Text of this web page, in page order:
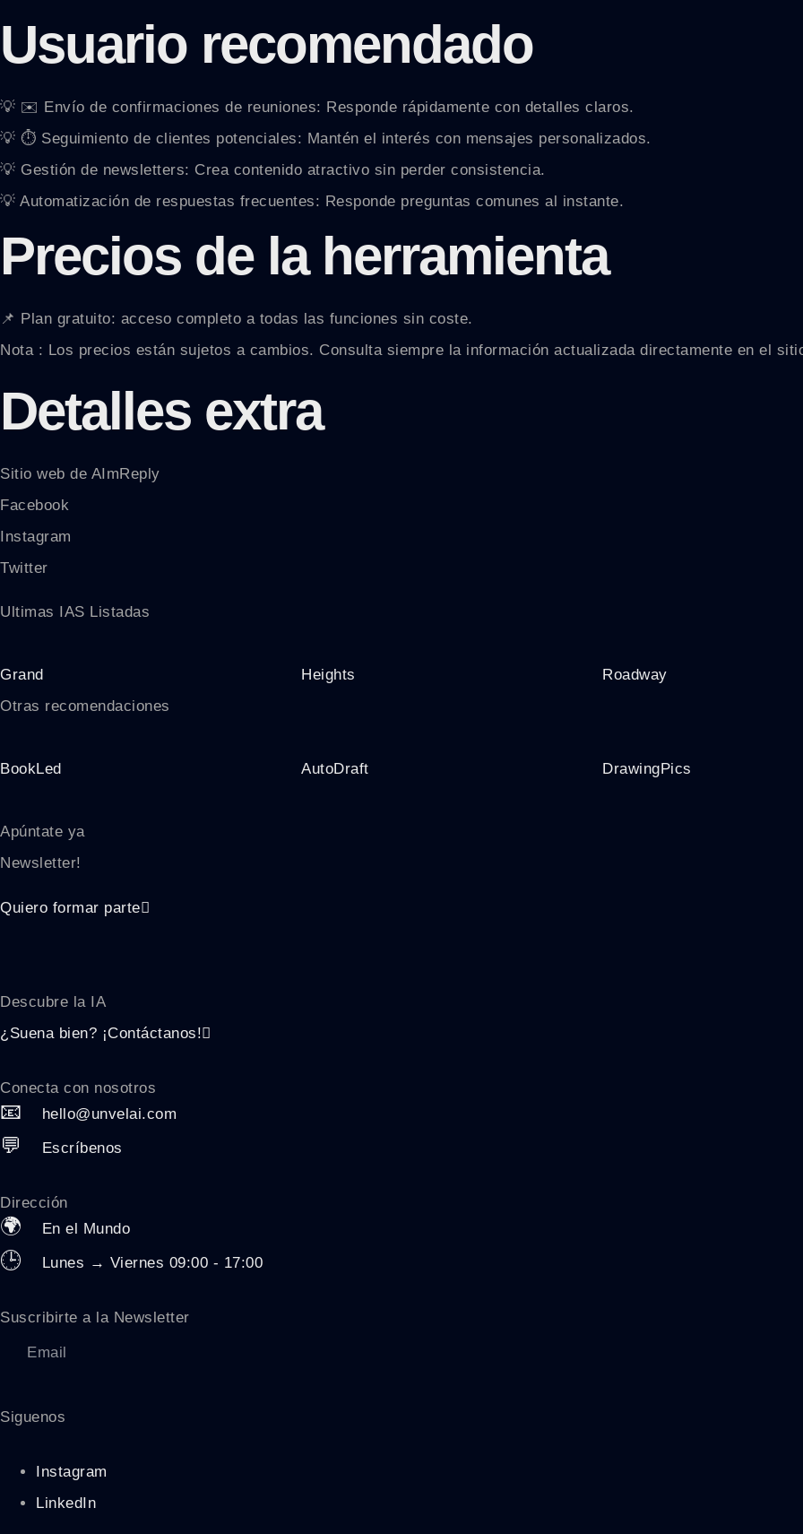
Usuario recomendado
💡 ✉️ Envío de confirmaciones de reuniones: Responde rápidamente con detalles claros.
💡 ⏱️ Seguimiento de clientes potenciales: Mantén el interés con mensajes personalizados.
💡 Gestión de newsletters: Crea contenido atractivo sin perder consistencia.
💡 Automatización de respuestas frecuentes: Responde preguntas comunes al instante.
Precios de la herramienta
📌 Plan gratuito: acceso completo a todas las funciones sin coste.
Nota : Los precios están sujetos a cambios. Consulta siempre la información actualizada directamente en el
Detalles extra
Sitio web de AImReply
Facebook
Instagram
Twitter
Ultimas IAS Listadas
Grand Heights
Roadway
Otras recomendaciones
BookLed AutoDraft DrawingPics
Apúntate ya
Newsletter!
Quiero formar parte
Descubre la IA
¿Suena bien? ¡Contáctanos!
Conecta con nosotros
📧 hello@unvelai.com
💬 Escríbenos
Dirección
🌍 En el Mundo
🕒 Lunes → Viernes 09:00 - 17:00
Suscribirte a la Newsletter
Siguenos
Instagram
LinkedIn